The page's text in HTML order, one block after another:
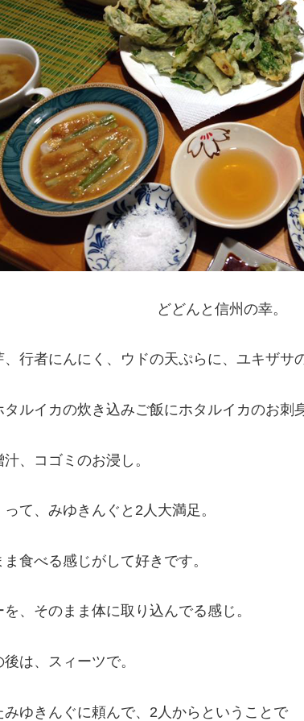
どどんと信州の幸。
行者にんにく、ウドの天ぷらに、ユキザサ
ルイカの炊き込みご飯にホタルイカのお刺
、コゴミのお浸し。
て、みゆきんぐと2人大満足。
食べる感じがして好きです。
、そのまま体に取り込んでる感じ。
は、スィーツで。
ゆきんぐに頼んで、2人からということで